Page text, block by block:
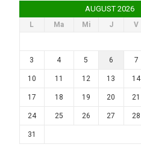
AUGUST 2026
L Ma Mi J V
3 4 5 6 7
10 11 12 13 14
17 18 19 20 21
24 25 26 27 28
31